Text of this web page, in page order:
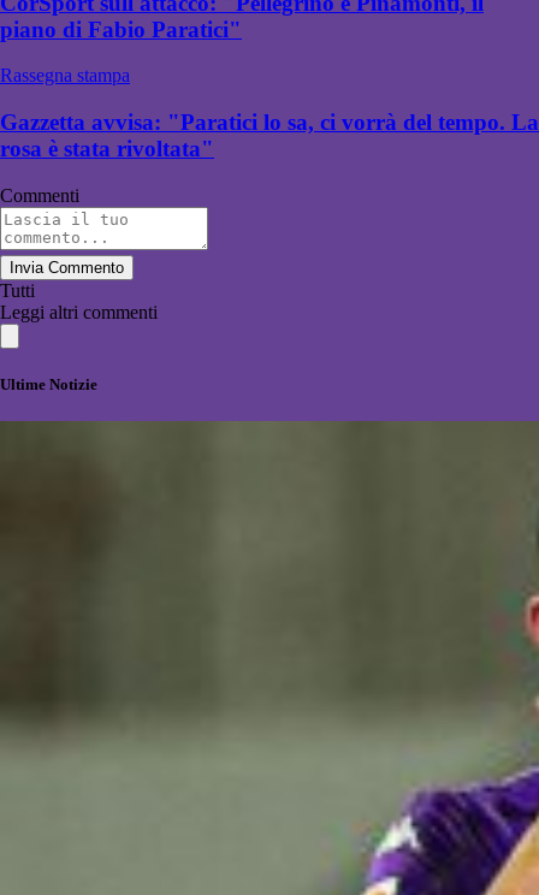
piano di Fabio Paratici"
Rassegna stampa
Gazzetta avvisa: "Paratici lo sa, ci vorrà del tempo. La
rosa è stata rivoltata"
Commenti
Invia Commento
Tutti
Leggi altri commenti
Ultime Notizie